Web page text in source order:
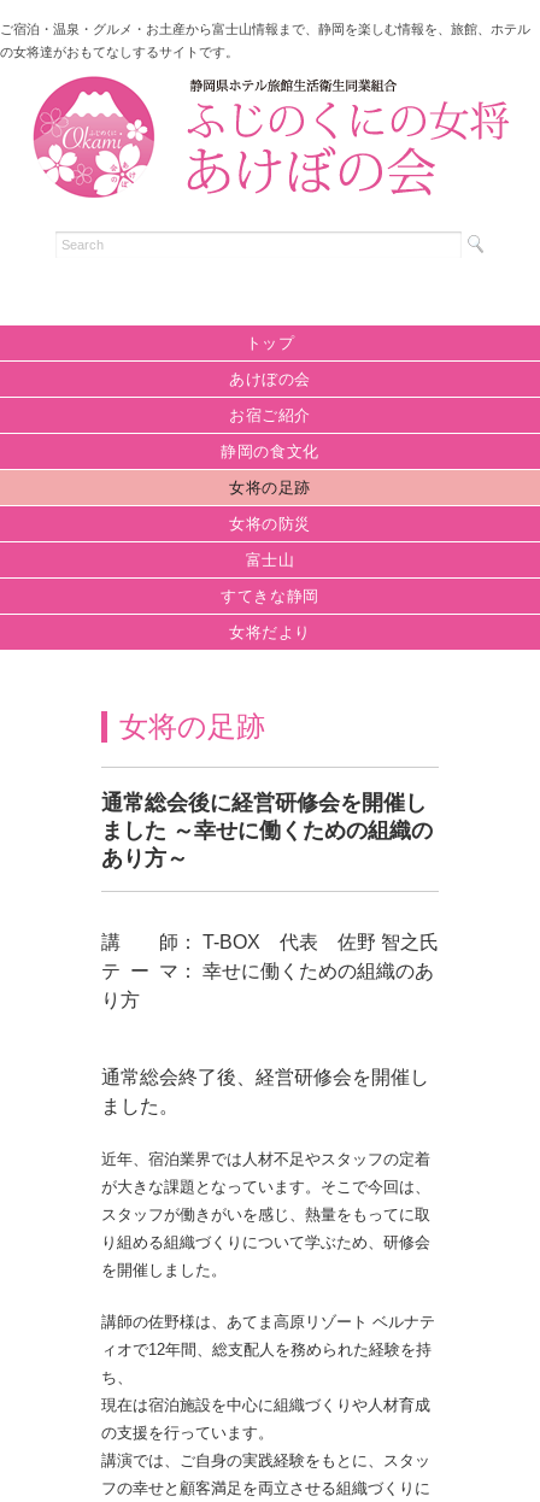
ご宿泊・温泉・グルメ・お土産から富士山情報まで、静岡を楽しむ情報を、旅館、ホテル
の女将達がおもてなしするサイトです。
トップ
あけぼの会
お宿ご紹介
静岡の食文化
女将の足跡
女将の防災
富士山
すてきな静岡
女将だより
女将の足跡
通常総会後に経営研修会を開催し
ました ～幸せに働くための組織の
あり方～
講 師： T-BOX 代表 佐野 智之氏
テ ー マ： 幸せに働くための組織のあ
り方
通常総会終了後、経営研修会を開催し
ました。
近年、宿泊業界では人材不足やスタッフの定着
が大きな課題となっています。そこで今回は、
スタッフが働きがいを感じ、熱量をもってに取
り組める組織づくりについて学ぶため 、研修会
を開催しました。
講師の佐野様は、あてま高原リゾート ベルナテ
ィオで12年間、総支配人を務められた経験を持
ち、
現在は宿泊施設を中心に組織づくりや人材育成
の支援を行っています。
講演では、ご自身の実践経験をもとに、スタッ
フの幸せと顧客満足を両立させる組織づくりに